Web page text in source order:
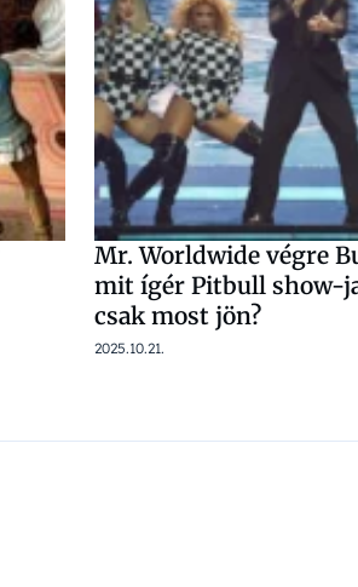
Mr. Worldwide végre
mit ígér Pitbull show-
csak most jön?
2025.10.21.